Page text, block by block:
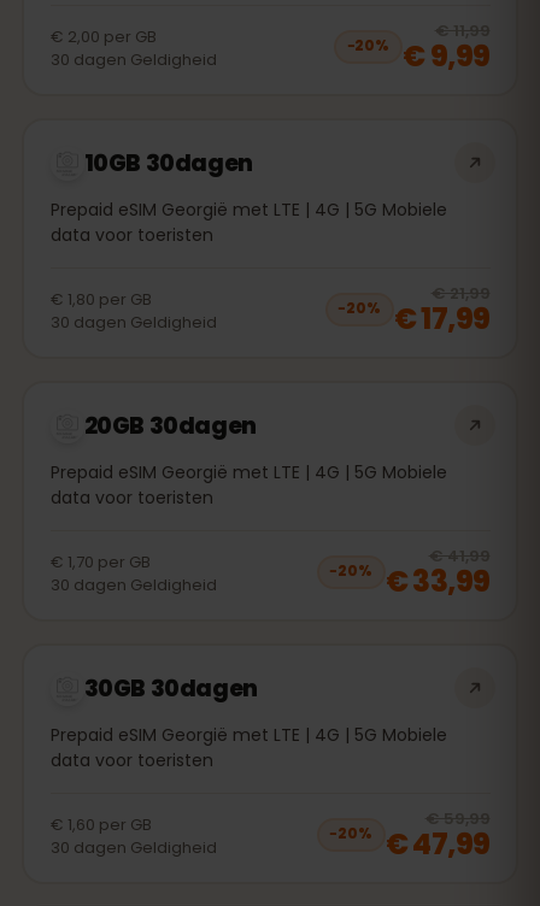
€ 2,00 per GB
30 dagen Geldigheid
−20%
€ 11,99
€ 9,99
10GB 30dagen
Prepaid eSIM Georgië met LTE | 4G | 5G Mobiele
data voor toeristen
€ 1,80 per GB
30 dagen Geldigheid
−20%
€ 21,99
€ 17,99
20GB 30dagen
Prepaid eSIM Georgië met LTE | 4G | 5G Mobiele
data voor toeristen
€ 1,70 per GB
30 dagen Geldigheid
−20%
€ 41,99
€ 33,99
30GB 30dagen
Prepaid eSIM Georgië met LTE | 4G | 5G Mobiele
data voor toeristen
€ 1,60 per GB
30 dagen Geldigheid
−20%
€ 59,99
€ 47,99